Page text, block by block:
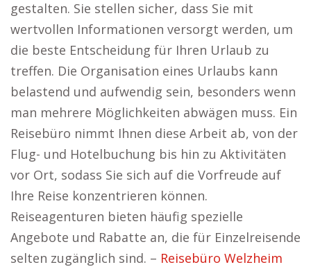
gestalten. Sie stellen sicher, dass Sie mit
wertvollen Informationen versorgt werden, um
die beste Entscheidung für Ihren Urlaub zu
treffen. Die Organisation eines Urlaubs kann
belastend und aufwendig sein, besonders wenn
man mehrere Möglichkeiten abwägen muss. Ein
Reisebüro nimmt Ihnen diese Arbeit ab, von der
Flug- und Hotelbuchung bis hin zu Aktivitäten
vor Ort, sodass Sie sich auf die Vorfreude auf
Ihre Reise konzentrieren können.
Reiseagenturen bieten häufig spezielle
Angebote und Rabatte an, die für Einzelreisende
selten zugänglich sind. – Reisebüro Welzheim